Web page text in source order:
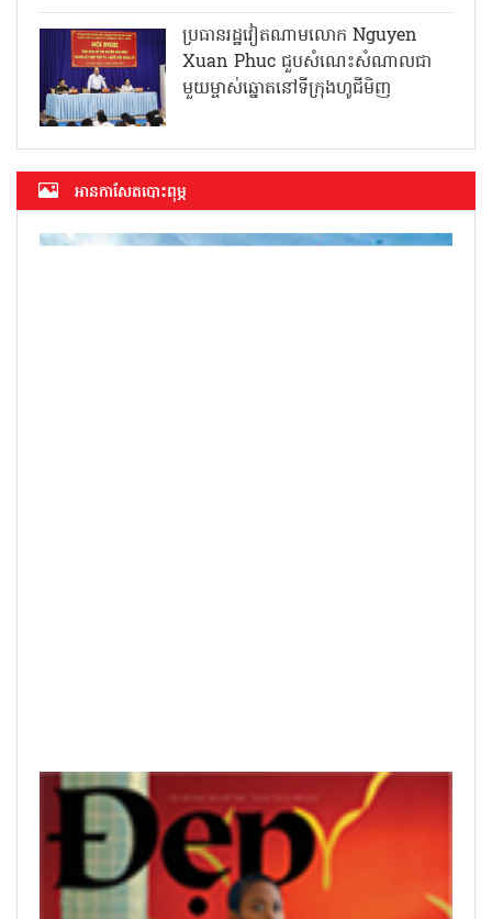
ប្រធានរដ្ឋវៀតណាមលោក Nguyen
Xuan Phuc ជួបសំណេះសំណាលជា
មួយម្ចាស់ឆ្នោតនៅទីក្រុងហូជីមិញ
អាន​កាសែត​បោះពុម្ភ